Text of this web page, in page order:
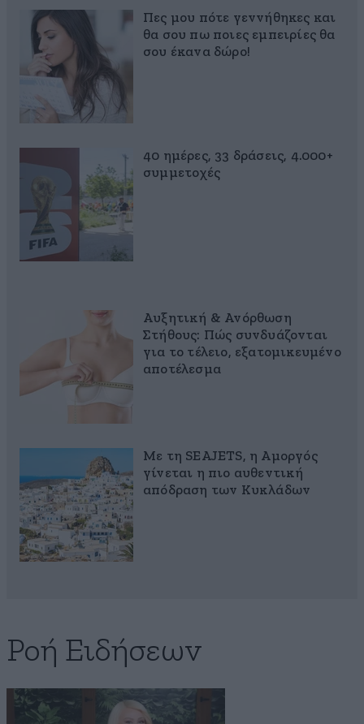
Πες μου πότε γεννήθηκες και
θα σου πω ποιες εμπειρίες θα
σου έκανα δώρο!
40 ημέρες, 33 δράσεις, 4.000+
συμμετοχές
Αυξητική & Ανόρθωση
Στήθους: Πώς συνδυάζονται
για το τέλειο, εξατομικευμένο
αποτέλεσμα
Με τη SEAJETS, η Αμοργός
γίνεται η πιο αυθεντική
απόδραση των Κυκλάδων
Ροή Ειδήσεων